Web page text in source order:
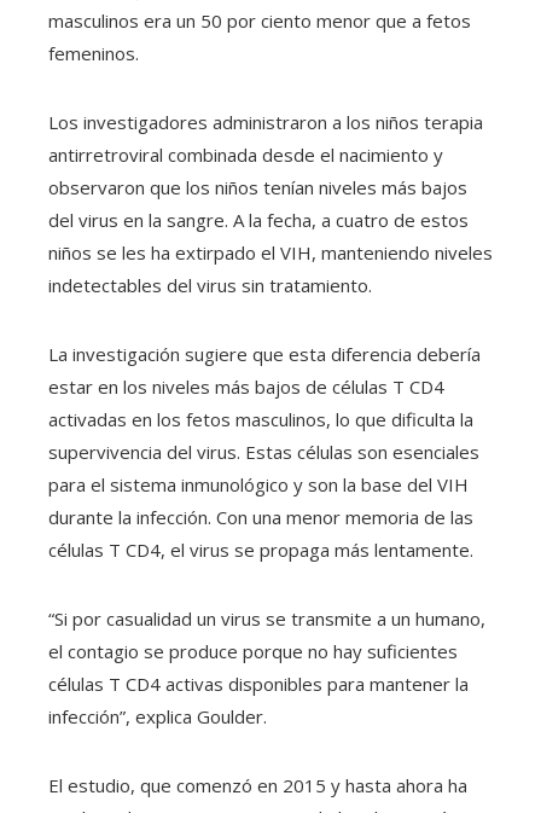
masculinos era un 50 por ciento menor que a fetos
femeninos.
Los investigadores administraron a los niños terapia
antirretroviral combinada desde el nacimiento y
observaron que los niños tenían niveles más bajos
del virus en la sangre. A la fecha, a cuatro de estos
niños se les ha extirpado el VIH, manteniendo niveles
indetectables del virus sin tratamiento.
La investigación sugiere que esta diferencia debería
estar en los niveles más bajos de células T CD4
activadas en los fetos masculinos, lo que dificulta la
supervivencia del virus. Estas células son esenciales
para el sistema inmunológico y son la base del VIH
durante la infección. Con una menor memoria de las
células T CD4, el virus se propaga más lentamente.
“Si por casualidad un virus se transmite a un humano,
el contagio se produce porque no hay suficientes
células T CD4 activas disponibles para mantener la
infección”, explica Goulder.
El estudio, que comenzó en 2015 y hasta ahora ha